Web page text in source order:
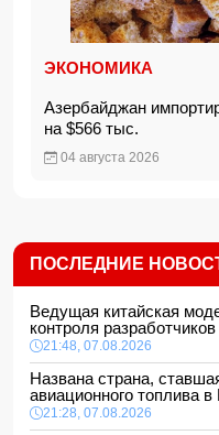
ЭКОНОМИКА
Азербайджан
на $566 тыс.
04 августа 2026
ПОСЛЕДНИЕ
Ведущая китайская
контроля разработчиков
21:48, 07.08.2026
Названа страна,
авиационного топлива в
21:28, 07.08.2026